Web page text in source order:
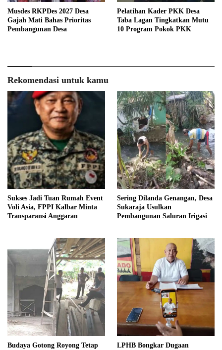
Musdes RKPDes 2027 Desa
Gajah Mati Bahas Prioritas
Pembangunan Desa
Pelatihan Kader PKK Desa
Taba Lagan Tingkatkan Mutu
10 Program Pokok PKK
Rekomendasi untuk kamu
Sukses Jadi Tuan Rumah Event
Voli Asia, FPPI Kalbar Minta
Transparansi Anggaran
Sering Dilanda Genangan, Desa
Sukaraja Usulkan
Pembangunan Saluran Irigasi
Budaya Gotong Royong Tetap
LPHB Bongkar Dugaan